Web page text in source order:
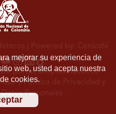
mejorar su experiencia de
web, usted acepta nuestra
cookies.
| Powered by: Cenicafé
portal, aceptas nuestros
usoyPolítica de Privacidad y
Personales